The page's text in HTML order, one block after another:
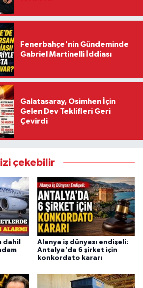
Fenerbahçe'nin Gündeminde
Gabriel Martinelli İddiası
Galatasaray, Osimhen İçin
Gelen Dev Teklifleri Geri
Çevirdi
çekebilir
dahil
Alanya iş dünyası endişeli:
Antalya'da 6 şirket için
konkordato kararı